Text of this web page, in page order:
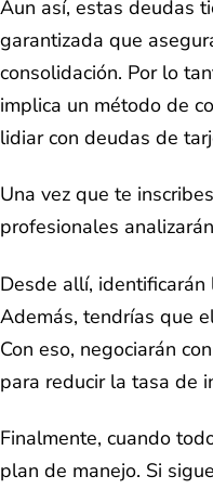
Aun así, estas deudas
garantizada que
consolidación. Por lo
implica un método de
lidiar con deudas de
Una vez que te
profesionales
Desde allí, identificarán
Además, tendrías que
Con eso, negociarán
para reducir la tasa de
Finalmente, cuando
plan de manejo. Si